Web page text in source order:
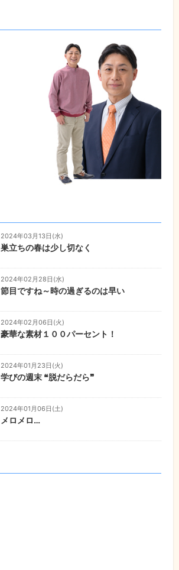
2024年03月13日(水)
巣立ちの春は少し切なく
2024年02月28日(水)
節目ですね～時の過ぎるのは早い
2024年02月06日(火)
豪華な素材１００パーセント！
2024年01月23日(火)
学びの週末 ❝脱だらだら❞
2024年01月06日(土)
メロメロ…